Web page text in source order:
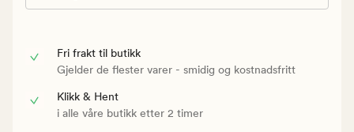
Fri frakt til butikk
Gjelder de flester varer - smidig og kostnadsfritt
Klikk & Hent
i alle våre butikk etter 2 timer